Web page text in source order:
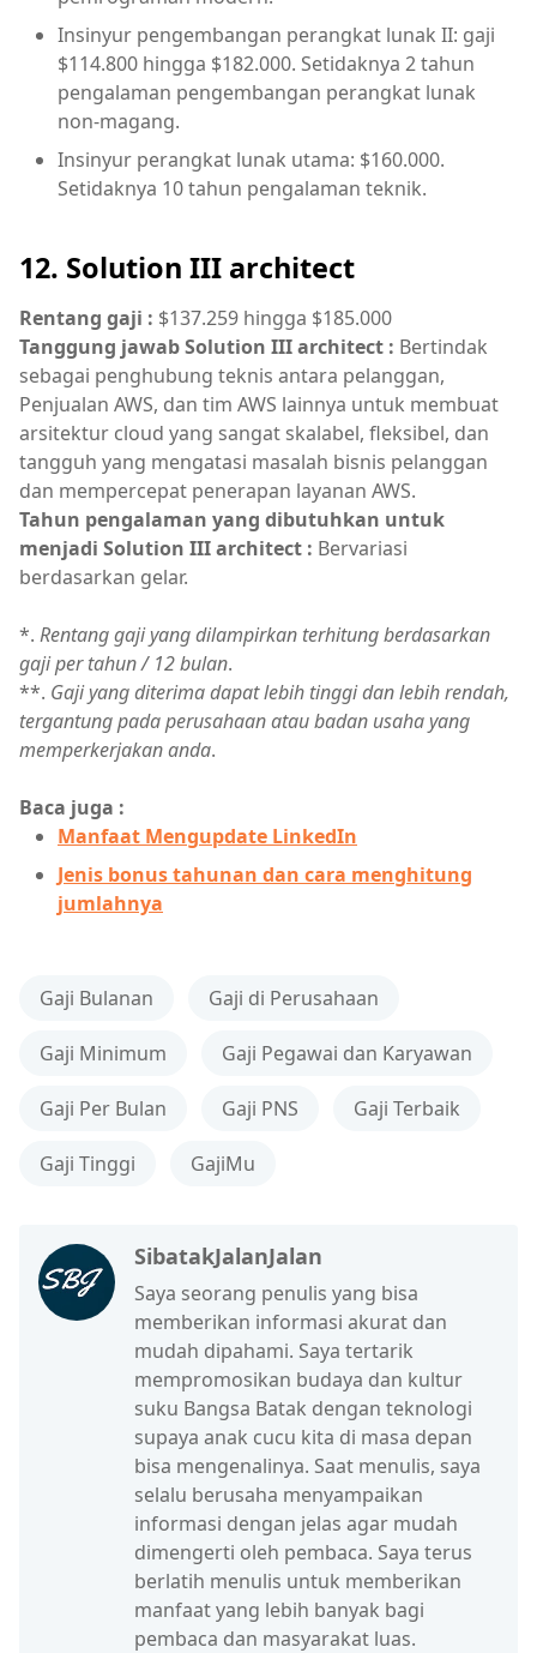
Insinyur pengembangan perangkat lunak II: gaji
$114.800 hingga $182.000. Setidaknya 2 tahun
pengalaman pengembangan perangkat lunak
non-magang.
Insinyur perangkat lunak utama: $160.000.
Setidaknya 10 tahun pengalaman teknik.
12. Solution III architect
Rentang gaji : $137.259 hingga $185.000
Tanggung jawab Solution III architect : Bertindak
sebagai penghubung teknis antara pelanggan,
Penjualan AWS, dan tim AWS lainnya untuk membuat
arsitektur cloud yang sangat skalabel, fleksibel, dan
tangguh yang mengatasi masalah bisnis pelanggan
dan mempercepat penerapan layanan AWS.
Tahun pengalaman yang dibutuhkan untuk
menjadi Solution III architect : Bervariasi
berdasarkan gelar.
*. Rentang gaji yang dilampirkan terhitung berdasarkan
gaji per tahun / 12 bulan.
**. Gaji yang diterima dapat lebih tinggi dan lebih rendah,
tergantung pada perusahaan atau badan usaha yang
memperkerjakan anda.
Baca juga :
Manfaat Mengupdate LinkedIn
Jenis bonus tahunan dan cara menghitung
jumlahnya
Gaji Bulanan Gaji di Perusahaan
Gaji Minimum Gaji Pegawai dan Karyawan
Gaji Per Bulan Gaji PNS Gaji Terbaik
Gaji Tinggi GajiMu
SibatakJalanJalan
Saya seorang penulis yang bisa
memberikan informasi akurat dan
mudah dipahami. Saya tertarik
mempromosikan budaya dan kultur
suku Bangsa Batak dengan teknologi
supaya anak cucu kita di masa depan
bisa mengenalinya. Saat menulis, saya
selalu berusaha menyampaikan
informasi dengan jelas agar mudah
dimengerti oleh pembaca. Saya terus
berlatih menulis untuk memberikan
manfaat yang lebih banyak bagi
pembaca dan masyarakat luas.